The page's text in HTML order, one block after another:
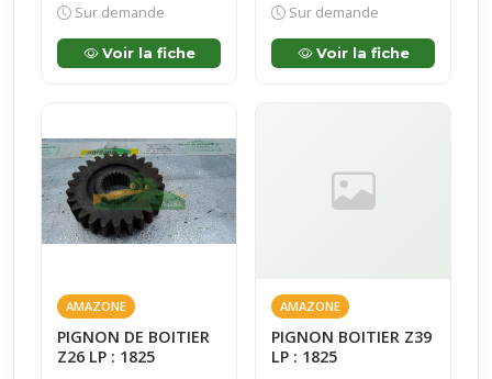
Sur demande
Voir la fiche
Sur demande
Voir la fiche
AMAZONE
PIGNON DE BOITIER
Z26 LP : 1825
AMAZONE
PIGNON BOITIER Z39
LP : 1825